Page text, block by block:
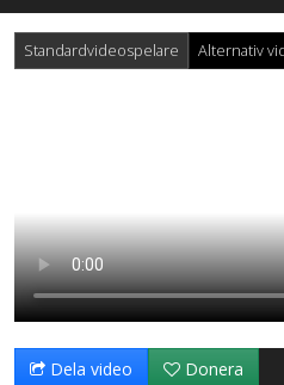
Standardvideospelare Alternativ
Dela video Donera